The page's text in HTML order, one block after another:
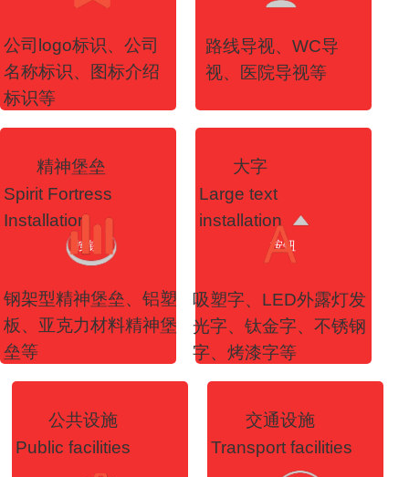
路线导视、WC导
视、医院导视等
公司logo标识、公司
名称标识、图标介绍
标识等
吸塑字、LED外露灯发
光字、钛金字、不锈钢
字、烤漆字等
Large text
installation
大字
钢架型精神堡垒、铝塑
板、亚克力材料精神堡
垒等
Spirit Fortress
Installation
精神堡垒
按钮
按钮
Transport facilities
交通设施
Public facilities
公共设施